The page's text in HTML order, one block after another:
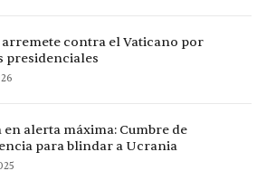
contra el Vaticano por
presidenciales
en alerta máxima: Cumbre de
para blindar a Ucrania